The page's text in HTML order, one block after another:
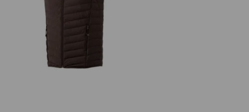
Weste e.s.motion ten